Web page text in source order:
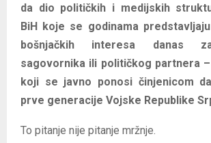
da dio političkih i medijskih
BiH koje se godinama
bošnjačkih interesa danas
sagovornika ili političkog partnera
koji se javno ponosi činjenicom
prve generacije Vojske Republike
To pitanje nije pitanje mržnje.